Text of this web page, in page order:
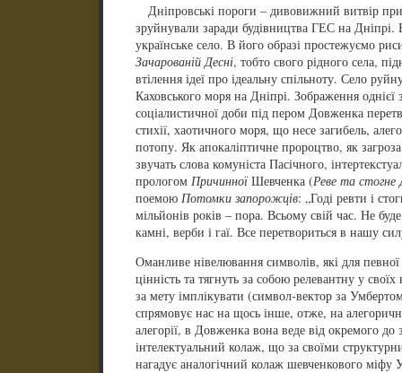
Дніпровські пороги – дивовижний витвір
зруйнували заради будівництва ГЕС на
українське село. В його образі простежуємо
Зачарованій Десні, тобто свого рідного села,
втілення ідеї про ідеальну спільноту. Село
Каховського моря на Дніпрі. Зображення
соціалистичної доби під пером Довженка
стихії, хаотичного моря, що несе загибель,
потопу. Як апокаліптичне пророцтво, як
звучать слова комуніста Пасічного,
прологом ПричинноїШевченка (Реве та стогне
поемою Потомки запорожців: „Годі ревти і
мільйонів років – пора. Всьому свій час. Не
камні, верби і гаї. Все перетвориться в нашу
Оманливе нівелювання символів, які для
цінність та тягнуть за собою релевантну у
за мету імплікувати (символ-вектор за
спрямовує нас на щось інше, отже, на
алегорії, в Довженка вона веде від окремого до
інтелектуальний колаж, що за своїми
нагадує аналогічний колаж шевченкового міфу